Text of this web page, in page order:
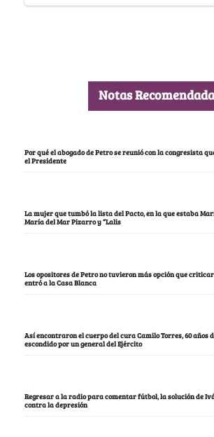
Notas
Por qué el abogado de Petro se reunió con la congresista
el Presidente
La mujer que tumbó la lista del Pacto, en la que estaba
María del Mar Pizarro y “Lalis
Los opositores de Petro no tuvieron más opción que
entró a la Casa Blanca
Así encontraron el cuerpo del cura Camilo Torres, 60 años
escondido por un general del Ejército
Regresar a la radio para comentar fútbol, la solución de
contra la depresión